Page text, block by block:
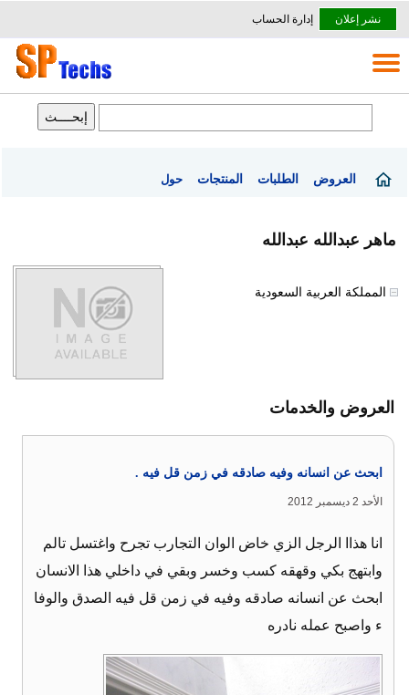
نشر إعلان إدارة الحساب
العروض الطلبات المنتجات حول
ماهر عبدالله عبدالله
المملكة العربية السعودية
العروض والخدمات
ابحث عن انسانه وفيه صادقه في زمن قل فيه .
الأحد 2 ديسمبر 2012
انا هذاا الرجل الزي خاض الوان التجارب تجرح واغتسل تالم
وابتهج بكي وقهقه كسب وخسر وبقي في داخلي هذا الانسان
ابحث عن انسانه صادقه وفيه في زمن قل فيه الصدق والوفا
ء واصبح عمله نادره